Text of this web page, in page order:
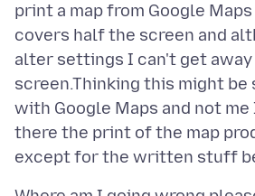
print a map from Google
covers half the screen and
alter settings I can't get
screen.Thinking this might be
with Google Maps and not
there the print of the map